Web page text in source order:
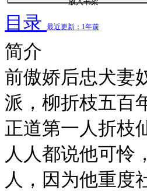
目录 最近更新：1年前
简介
前傲娇后忠犬妻
派，柳折枝五百
正道第一人折枝
人人都说他可怜
人，因为他重度